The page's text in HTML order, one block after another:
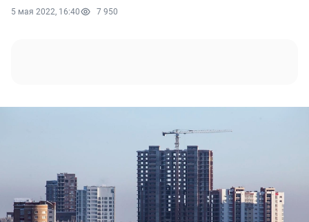
5 мая 2022, 16:40 7 950